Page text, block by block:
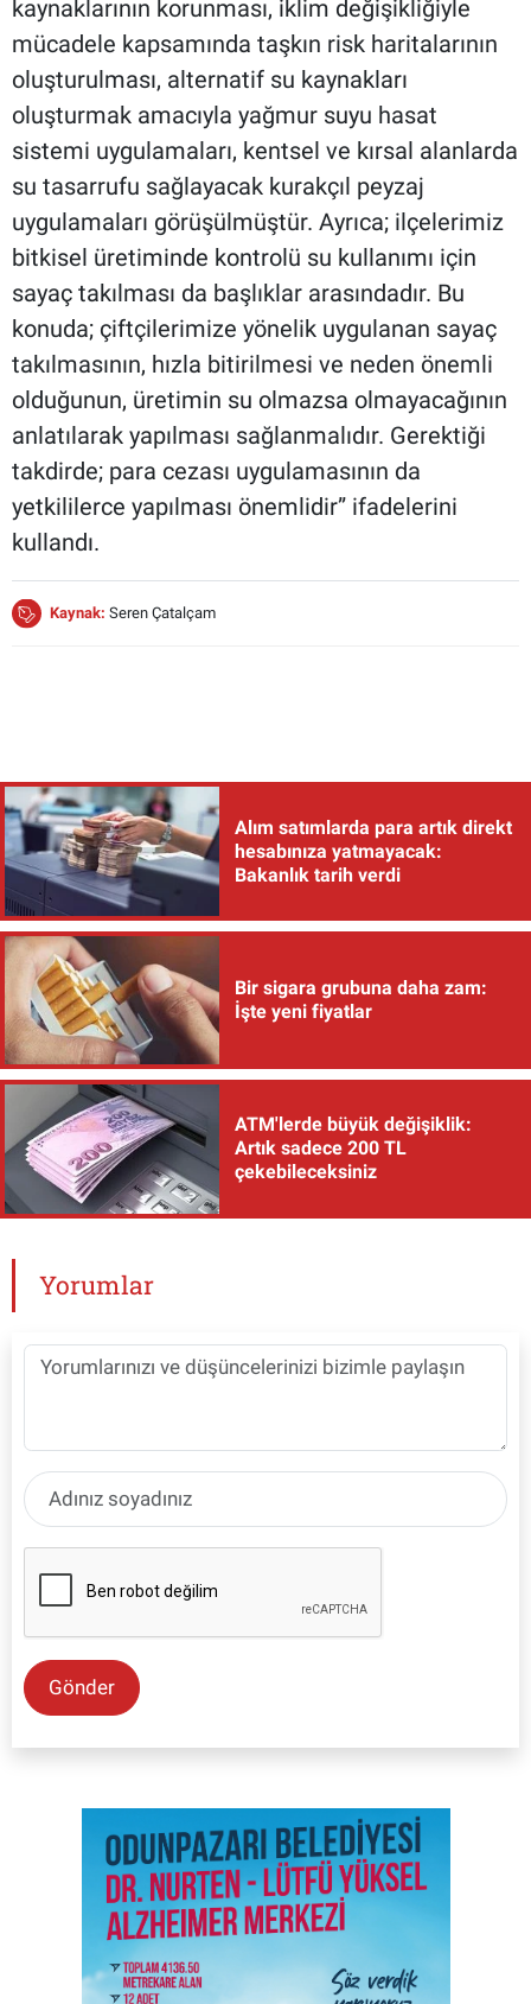
kaynaklarının korunması, iklim değişikliğiyle
mücadele kapsamında taşkın risk haritalarının
oluşturulması, alternatif su kaynakları
oluşturmak amacıyla yağmur suyu hasat
sistemi uygulamaları, kentsel ve kırsal alanlarda
su tasarrufu sağlayacak kurakçıl peyzaj
uygulamaları görüşülmüştür. Ayrıca; ilçelerimiz
bitkisel üretiminde kontrolü su kullanımı için
sayaç takılması da başlıklar arasındadır. Bu
konuda; çiftçilerimize yönelik uygulanan sayaç
takılmasının, hızla bitirilmesi ve neden önemli
olduğunun, üretimin su olmazsa olmayacağının
anlatılarak yapılması sağlanmalıdır. Gerektiği
takdirde; para cezası uygulamasının da
yetkililerce yapılması önemlidir” ifadelerini
kullandı.
Kaynak: Seren Çatalçam
Alım satımlarda para artık direkt
hesabınıza yatmayacak:
Bakanlık tarih verdi
Bir sigara grubuna daha zam:
İşte yeni fiyatlar
ATM'lerde büyük değişiklik:
Artık sadece 200 TL
çekebileceksiniz
Yorumlar
Gönder